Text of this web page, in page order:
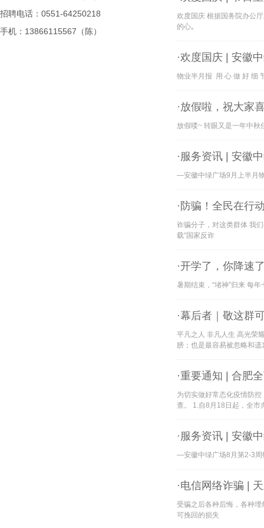
招聘电话：0551-64250218
手机：13866115567（陈）
欢度国庆 根据国务院办公
的心｡
·欢度国庆 | 安徽
物业半月报 用 心 做 好 细
·放假啦，祝大家
放假喽~ 转眼又是一年中
·服务资讯 | 安徽
—安徽中绿广场9月上半月
·防骗！全民在行
诈骗分子，对这类群体 我
载“国家反诈
·开学了，你降速
暑期结束，“堵神”归来 每
·幕后者｜敬这群
平凡之人 非凡人生 高光荣
膀；也是最容易被忽略和
·重要通知 | 合肥
为切实做好常态化疫情防
查。 1.自8月18日起，全市
·服务资讯 | 安徽
—安徽中绿广场8月第2-3
·电信网络诈骗 |
受骗之后各种后悔，各种
可挽回的损失